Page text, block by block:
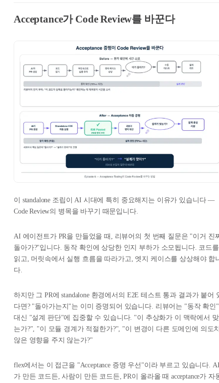
Acceptance가 Code Review를 바꾼다
이 standalone 조립이 AI 시대에 특히 중요해지는 이유가 있습니다 —
Code Review의 병목을 바꾸기 때문입니다.
AI 에이전트가 PR을 만들었을 때, 리뷰어의 첫 번째 질문은 "이거 진
돌아가?"입니다. 동작 확인에 상당한 인지 부하가 소모됩니다. 코드를
읽고, 머릿속에서 실행 흐름을 따라가고, 엣지 케이스를 상상해야 합
다.
하지만 그 PR에 standalone 환경에서의 E2E 테스트 통과 결과가 붙어
다면? "돌아가는지"는 이미 증명되어 있습니다. 리뷰어는 "동작 확인"
대신 "설계 판단"에 집중할 수 있습니다. "이 추상화가 이 맥락에서 맞
는가?", "이 모듈 경계가 적절한가?", "이 변경이 다른 도메인에 의도
않은 영향을 주지 않는가?"
flex에서는 이 접근을 "Acceptance 증명 우선"이라 부르고 있습니다.
가 만든 코드든, 사람이 만든 코드든, PR이 올라올 때 acceptance가 자